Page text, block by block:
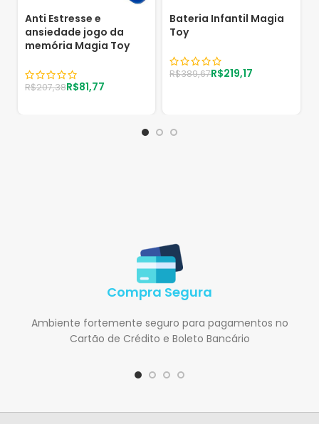
Anti Estresse e
ansiedade jogo da
memória Magia Toy
R$207,38R$81,77
Bateria Infantil Magia
Toy
R$389,67R$219,17
Compra Segura
Ambiente fortemente seguro para pagamentos no
Cartão de Crédito e Boleto Bancário